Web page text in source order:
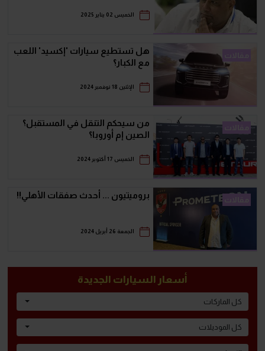
الخميس 02 يناير 2025
هل تستطيع سيارات 'إكسيد' اللعب
مع الكبار؟
الإثنين 18 نوفمبر 2024
من سيحكم التنقل في المستقبل؟
الصين إم أوروبا؟
الخميس 17 أكتوبر 2024
بروميتيون ... أحدث صفقات الأهلي!!
الجمعة 26 أبريل 2024
أسعار السيارات الجديدة
كل الماركات
كل الموديلات